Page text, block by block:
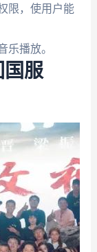
限，使用户能
播放。
国服